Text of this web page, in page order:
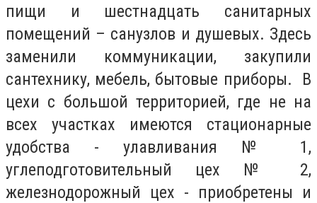
пищи и шестнадцать санитарных
помещений – санузлов и душевых. Здесь
заменили коммуникации, закупили
сантехнику, мебель, бытовые приборы. В
цехи с большой территорией, где не на
всех участках имеются стационарные
удобства - улавливания № 1,
углеподготовительный цех № 2,
железнодорожный цех - приобретены и